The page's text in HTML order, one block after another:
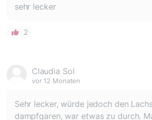
sehr lecker
2
Claudia Sol
vor 12 Monaten
Sehr lecker, würde jedoch den
dampfgaren, war etwas zu durch.